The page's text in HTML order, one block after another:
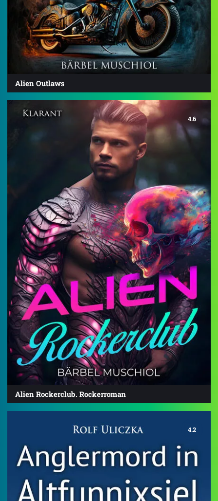
Alien Outlaws
4.6
Alien Rockerclub. Rockerroman
4.2